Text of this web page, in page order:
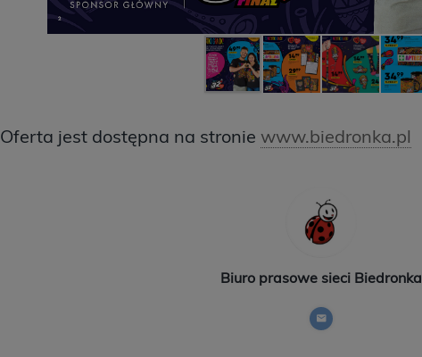
Oferta jest dostępna na stronie www.biedronka.pl
Biuro prasowe sieci Biedronka